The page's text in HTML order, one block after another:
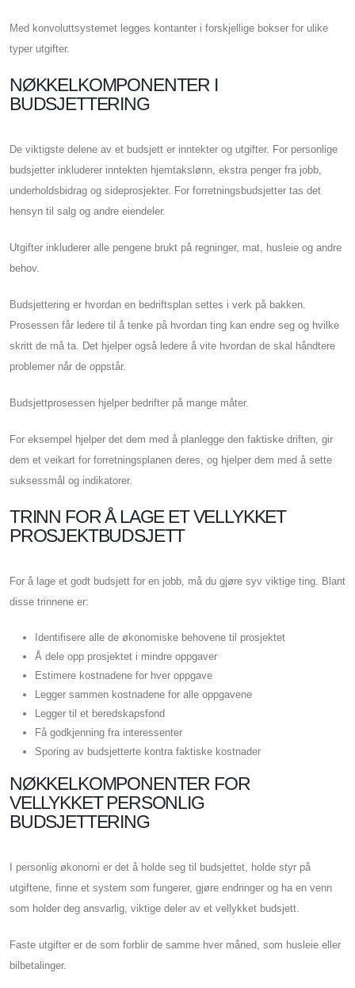
Med konvoluttsystemet legges kontanter i forskjellige bokser for ulike
typer utgifter.
NØKKELKOMPONENTER I
BUDSJETTERING
De viktigste delene av et budsjett er inntekter og utgifter. For personlige
budsjetter inkluderer inntekten hjemtakslønn, ekstra penger fra jobb,
underholdsbidrag og sideprosjekter. For forretningsbudsjetter tas det
hensyn til salg og andre eiendeler.
Utgifter inkluderer alle pengene brukt på regninger, mat, husleie og andre
behov.
Budsjettering er hvordan en bedriftsplan settes i verk på bakken.
Prosessen får ledere til å tenke på hvordan ting kan endre seg og hvilke
skritt de må ta. Det hjelper også ledere å vite hvordan de skal håndtere
problemer når de oppstår.
Budsjettprosessen hjelper bedrifter på mange måter.
For eksempel hjelper det dem med å planlegge den faktiske driften, gir
dem et veikart for forretningsplanen deres, og hjelper dem med å sette
suksessmål og indikatorer.
TRINN FOR Å LAGE ET VELLYKKET
PROSJEKTBUDSJETT
For å lage et godt budsjett for en jobb, må du gjøre syv viktige ting. Blant
disse trinnene er:
Identifisere alle de økonomiske behovene til prosjektet
Å dele opp prosjektet i mindre oppgaver
Estimere kostnadene for hver oppgave
Legger sammen kostnadene for alle oppgavene
Legger til et beredskapsfond
Få godkjenning fra interessenter
Sporing av budsjetterte kontra faktiske kostnader
NØKKELKOMPONENTER FOR
VELLYKKET PERSONLIG
BUDSJETTERING
I personlig økonomi er det å holde seg til budsjettet, holde styr på
utgiftene, finne et system som fungerer, gjøre endringer og ha en venn
som holder deg ansvarlig, viktige deler av et vellykket budsjett.
Faste utgifter er de som forblir de samme hver måned, som husleie eller
bilbetalinger.